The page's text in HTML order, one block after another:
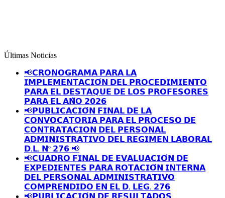
Últimas Noticias
📢𝗖𝗥𝗢𝗡𝗢𝗚𝗥𝗔𝗠𝗔 𝗣𝗔𝗥𝗔 𝗟𝗔
𝗜𝗠𝗣𝗟𝗘𝗠𝗘𝗡𝗧𝗔𝗖𝗜𝗢́𝗡 𝗗𝗘𝗟 𝗣𝗥𝗢𝗖𝗘𝗗𝗜𝗠𝗜𝗘𝗡𝗧𝗢
𝗣𝗔𝗥𝗔 𝗘𝗟 𝗗𝗘𝗦𝗧𝗔𝗤𝗨𝗘 𝗗𝗘 𝗟𝗢𝗦 𝗣𝗥𝗢𝗙𝗘𝗦𝗢𝗥𝗘𝗦
𝗣𝗔𝗥𝗔 𝗘𝗟 𝗔𝗡̃𝗢 𝟮𝟬𝟮𝟲
📢𝗣𝗨𝗕𝗟𝗜𝗖𝗔𝗖𝗜𝗢́𝗡 𝗙𝗜𝗡𝗔𝗟 𝗗𝗘 𝗟𝗔
𝗖𝗢𝗡𝗩𝗢𝗖𝗔𝗧𝗢𝗥𝗜𝗔 𝗣𝗔𝗥𝗔 𝗘𝗟 𝗣𝗥𝗢𝗖𝗘𝗦𝗢 𝗗𝗘
𝗖𝗢𝗡𝗧𝗥𝗔𝗧𝗔𝗖𝗜𝗢𝗡 𝗗𝗘𝗟 𝗣𝗘𝗥𝗦𝗢𝗡𝗔𝗟
𝗔𝗗𝗠𝗜𝗡𝗜𝗦𝗧𝗥𝗔𝗧𝗜𝗩𝗢 𝗗𝗘𝗟 𝗥𝗘𝗚𝗜𝗠𝗘𝗡 𝗟𝗔𝗕𝗢𝗥𝗔𝗟
𝗗.𝗟. 𝗡º 𝟮𝟳𝟲 📢
📢𝗖𝗨𝗔𝗗𝗥𝗢 𝗙𝗜𝗡𝗔𝗟 𝗗𝗘 𝗘𝗩𝗔𝗟𝗨𝗔𝗖𝗜𝗢́𝗡 𝗗𝗘
𝗘𝗫𝗣𝗘𝗗𝗜𝗘𝗡𝗧𝗘𝗦 𝗣𝗔𝗥𝗔 𝗥𝗢𝗧𝗔𝗖𝗜𝗢́𝗡 𝗜𝗡𝗧𝗘𝗥𝗡𝗔
𝗗𝗘𝗟 𝗣𝗘𝗥𝗦𝗢𝗡𝗔𝗟 𝗔𝗗𝗠𝗜𝗡𝗜𝗦𝗧𝗥𝗔𝗧𝗜𝗩𝗢
𝗖𝗢𝗠𝗣𝗥𝗘𝗡𝗗𝗜𝗗𝗢 𝗘𝗡 𝗘𝗟 𝗗. 𝗟𝗘𝗚. 𝟮𝟳𝟲